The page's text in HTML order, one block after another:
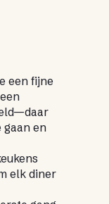
een fijne
en
elk diner